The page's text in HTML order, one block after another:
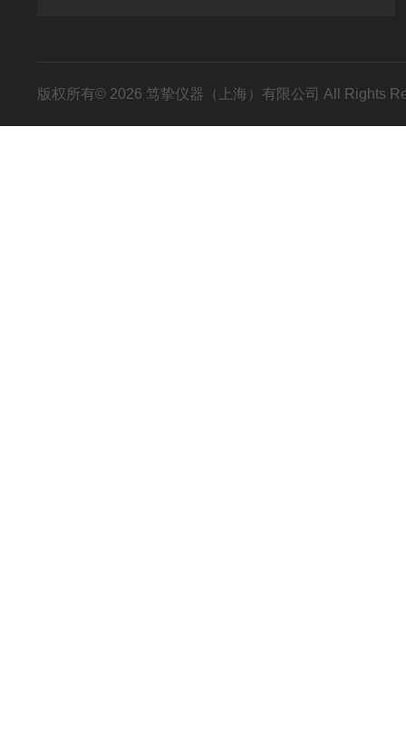
版权所有© 2026 笃挚仪器（上海）有限公司 All Rights